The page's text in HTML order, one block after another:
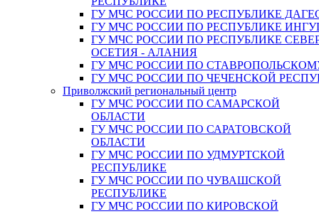
ГУ МЧС РОССИИ ПО РЕСПУБЛИКЕ
ГУ МЧС РОССИИ ПО РЕСПУБЛИКЕ
ГУ МЧС РОССИИ ПО РЕСПУБЛИКЕ
ОСЕТИЯ - АЛАНИЯ
ГУ МЧС РОССИИ ПО
ГУ МЧС РОССИИ ПО ЧЕЧЕНСКОЙ
Приволжский региональный центр
ГУ МЧС РОССИИ ПО САМАРСКОЙ
ОБЛАСТИ
ГУ МЧС РОССИИ ПО САРАТОВСКОЙ
ОБЛАСТИ
ГУ МЧС РОССИИ ПО УДМУРТСКОЙ
РЕСПУБЛИКЕ
ГУ МЧС РОССИИ ПО ЧУВАШСКОЙ
РЕСПУБЛИКЕ
ГУ МЧС РОССИИ ПО КИРОВСКОЙ